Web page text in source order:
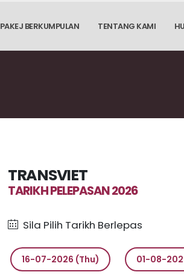
PAKEJ BERKUMPULAN TENTANG KAMI
TRANSVIET
TARIKH PELEPASAN 2026
Sila Pilih Tarikh Berlepas
16-07-2026 (Thu) 01-08-